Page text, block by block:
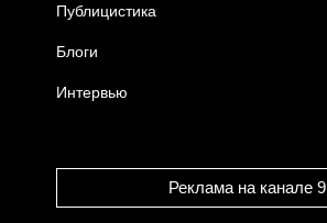
Публицистика
Блоги
Интервью
Реклама на канале 9